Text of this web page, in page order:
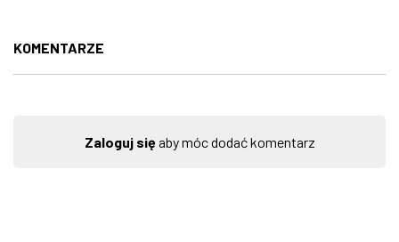
KOMENTARZE
Zaloguj sięaby móc dodać komentarz